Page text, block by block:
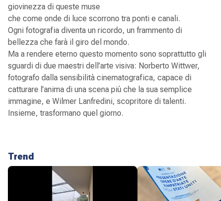
giovinezza di queste muse
che come onde di luce scorrono tra ponti e canali.
Ogni fotografia diventa un ricordo, un frammento di
bellezza che farà il giro del mondo.
Ma a rendere eterno questo momento sono soprattutto gli
sguardi di due maestri dell’arte visiva: Norberto Wittwer,
fotografo dalla sensibilità cinematografica, capace di
catturare l’anima di una scena più che la sua semplice
immagine, e Wilmer Lanfredini, scopritore di talenti.
Insieme, trasformano quel giorno.
Trend